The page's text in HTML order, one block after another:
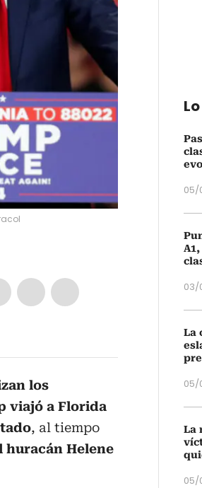
los
viajó a Florida
, al tiempo
huracán Helene
05/
03/
La
05/
La
05/